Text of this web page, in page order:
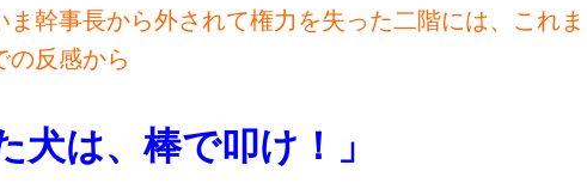
ま幹事長から外されて権力を失った二階には、これま
の反感から
は、棒で叩け！」